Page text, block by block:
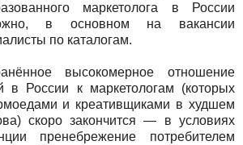
маркетолога в России
в основном на вакансии
по каталогам.
высокомерное отношение
в России к маркетологам (которых
и креативщиками в худшем
скоро закончится — в условиях
пренебрежение потребителем